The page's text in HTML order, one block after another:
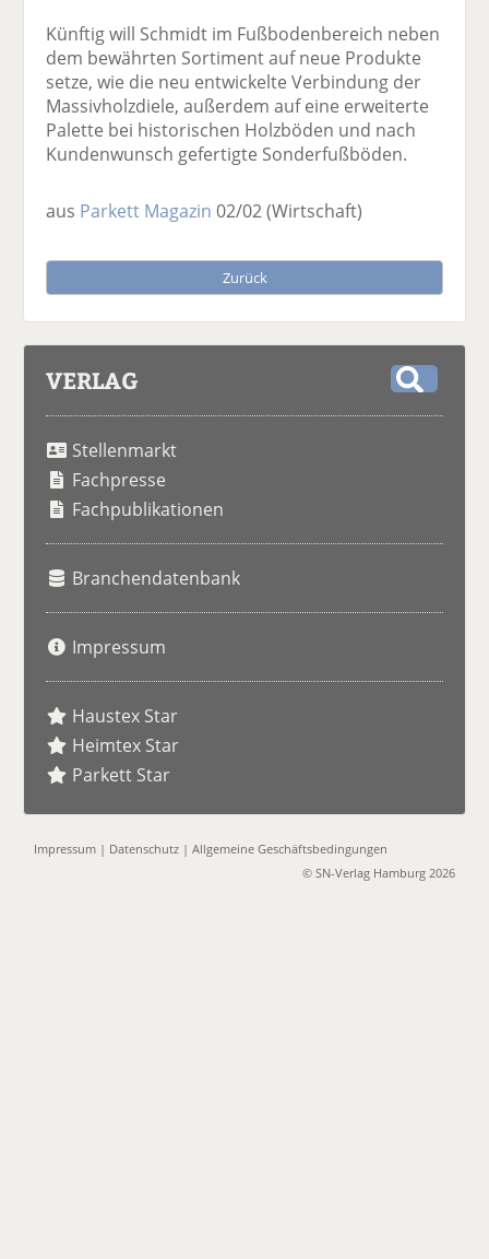
Künftig will Schmidt im Fußbodenbereich neben
dem bewährten Sortiment auf neue Produkte
setze, wie die neu entwickelte Verbindung der
Massivholzdiele, außerdem auf eine erweiterte
Palette bei historischen Holzböden und nach
Kundenwunsch gefertigte Sonderfußböden.
aus Parkett Magazin 02/02(Wirtschaft)
Zurück
VERLAG
Stellenmarkt
Fachpresse
Fachpublikationen
Branchendatenbank
Impressum
Haustex Star
Heimtex Star
Parkett Star
Impressum | Datenschutz |Allgemeine Geschäftsbedingungen
© SN-Verlag Hamburg 2026